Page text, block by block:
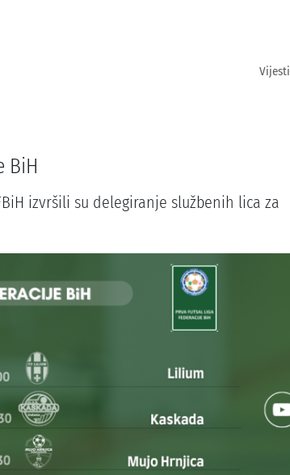
Vijesti
BiH
izvršili su delegiranje službenih lica za